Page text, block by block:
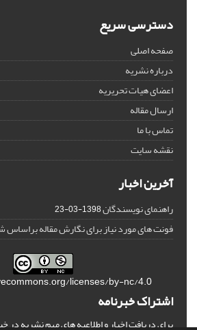
دسترسی سریع
صفحه اصلی
درباره نشریه
اعضای هیات تحریریه
ارسال مقاله
تماس با ما
نقشه سایت
آخرین اخبار
راهنمای نویسندگان1398-03-23
فونت های مورد نیاز برای نگارش مقاله براساس
licenses/by-nc/4.0/
اشتراک خبرنامه
برای دریافت اخبار و اطلاعیه های مهم نشریه